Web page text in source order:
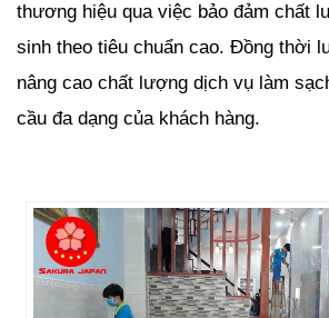
thương hiệu qua việc bảo đảm chất
sinh theo tiêu chuẩn cao. Đồng thời
nâng cao chất lượng dịch vụ làm
cầu đa dạng của khách hàng.